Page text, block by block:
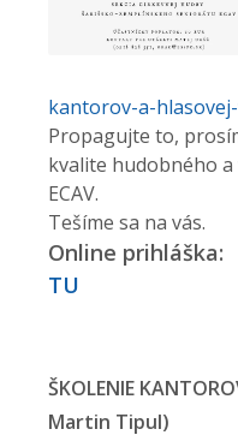
kantorov-a-
Propagujte to,
kvalite hudobného
ECAV.
Tešíme sa na vás.
Online prihláška:
TU
ŠKOLENIE
Martin Tipul)